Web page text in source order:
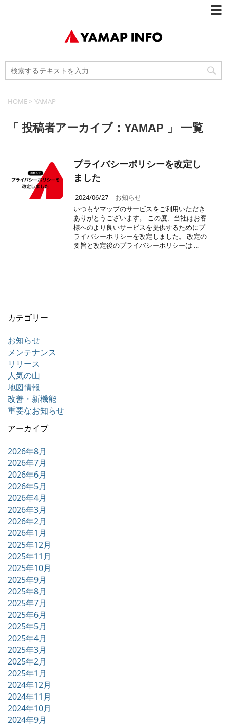
HOME > YAMAP
「 投稿者アーカイブ：YAMAP 」 一覧
プライバシーポリシーを改定し
ました
2024/06/27 -お知らせ
いつもヤマップのサービスをご利用いただき
ありがとうございます。 この度、当社はお客
様へのより良いサービスを提供するためにプ
ライバシーポリシーを改定しました。 改定の
要旨と改定後のプライバシーポリシーは …
カテゴリー
お知らせ
メンテナンス
リリース
人気の山
地図情報
改善・新機能
重要なお知らせ
アーカイブ
2026年8月
2026年7月
2026年6月
2026年5月
2026年4月
2026年3月
2026年2月
2026年1月
2025年12月
2025年11月
2025年10月
2025年9月
2025年8月
2025年7月
2025年6月
2025年5月
2025年4月
2025年3月
2025年2月
2025年1月
2024年12月
2024年11月
2024年10月
2024年9月